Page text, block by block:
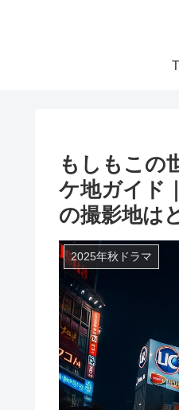
もしもこの
ケ地ガイド
の撮影地は
2025年秋ドラマ